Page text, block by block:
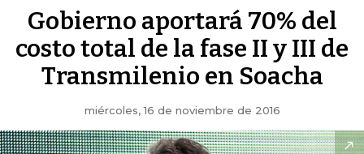
Gobierno aportará 70% del
costo total de la fase II y III de
Transmilenio en Soacha
miércoles, 16 de noviembre de 2016